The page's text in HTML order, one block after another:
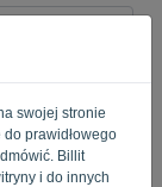
swojej stronie
prawidłowego
Billit
i do innych
hasła?